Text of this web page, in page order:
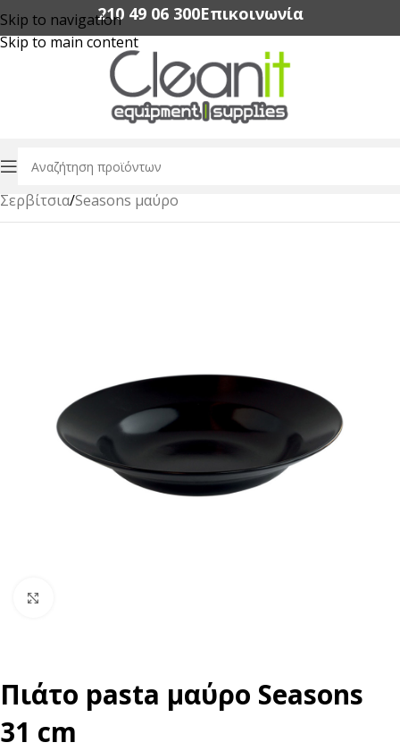
Skip to navigation
Skip to main content
210 49 06 300‬Επικοινωνία
Αρχική σελίδα/Εξοπλισμός Εστίασης
Σερβίτσια/Seasons μαύρο
Πιάτο pasta μαύρο Seasons
31 cm